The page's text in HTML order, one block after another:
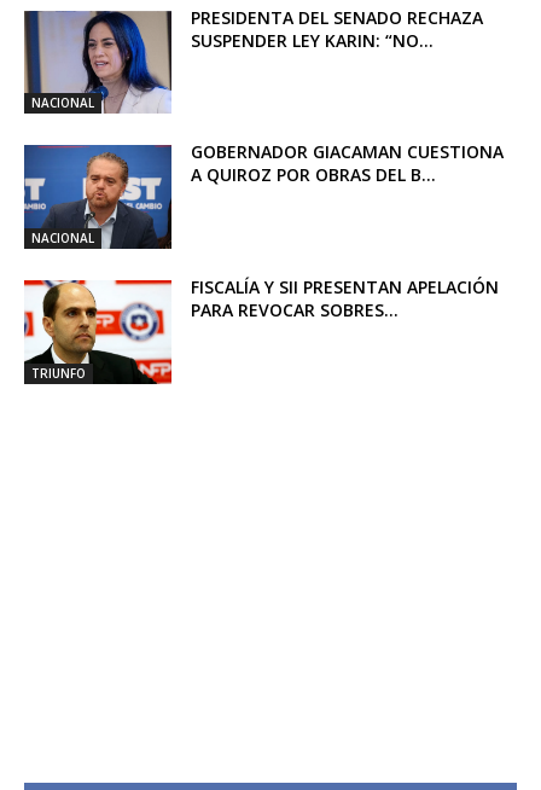
NACIONAL
PRESIDENTA DEL SENADO RECHAZA
SUSPENDER LEY KARIN: “NO...
NACIONAL
GOBERNADOR GIACAMAN CUESTIONA
A QUIROZ POR OBRAS DEL B...
TRIUNFO
FISCALÍA Y SII PRESENTAN APELACIÓN
PARA REVOCAR SOBRES...